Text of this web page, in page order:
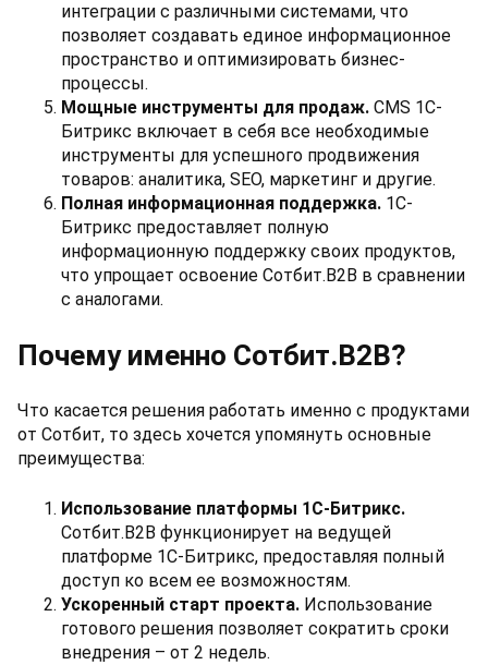
интеграции с различными системами, что
позволяет создавать единое информационное
пространство и оптимизировать бизнес-
процессы.
Мощные инструменты для продаж. CMS 1С-
Битрикс включает в себя все необходимые
инструменты для успешного продвижения
товаров: аналитика, SEO, маркетинг и другие.
Полная информационная поддержка. 1С-
Битрикс предоставляет полную
информационную поддержку своих продуктов,
что упрощает освоение Сотбит.B2B в сравнении
с аналогами.
Почему именно Сотбит.B2B?
Что касается решения работать именно с продуктами
от Сотбит, то здесь хочется упомянуть основные
преимущества:
Использование платформы 1С-Битрикс.
Сотбит.B2B функционирует на ведущей
платформе 1С-Битрикс, предоставляя полный
доступ ко всем ее возможностям.
Ускоренный старт проекта. Использование
готового решения позволяет сократить сроки
внедрения – от 2 недель.